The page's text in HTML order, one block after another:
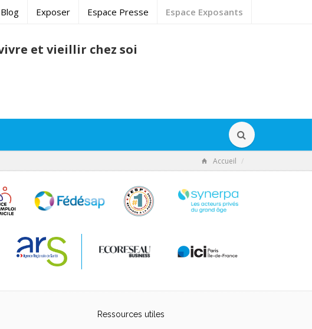
Blog Exposer Espace Presse Espace Exposants
et vieillir chez soi
Accueil
Ressources utiles